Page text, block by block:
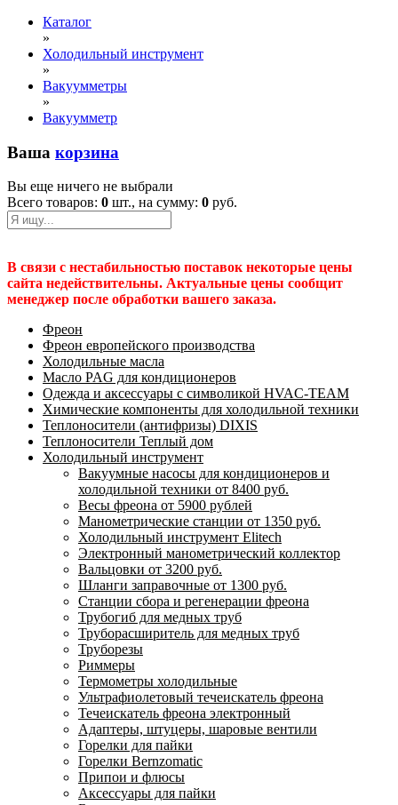
Каталог
»
Холодильный инструмент
»
Вакуумметры
»
Вакуумметр
Ваша корзина
Вы еще ничего не выбрали
Всего товаров: 0 шт., на сумму: 0 руб.
В связи с нестабильностью поставок некоторые цены
сайта недействительны. Актуальные цены сообщит
менеджер после обработки вашего заказа.
Фреон
Фреон европейского производства
Холодильные масла
Масло PAG для кондиционеров
Одежда и аксессуары с символикой HVAC-TEAM
Химические компоненты для холодильной техники
Теплоносители (антифризы) DIXIS
Теплоносители Теплый дом
Холодильный инструмент
Вакуумные насосы для кондиционеров и
холодильной техники от 8400 руб.
Весы фреона от 5900 рублей
Манометрические станции от 1350 руб.
Холодильный инструмент Elitech
Электронный манометрический коллектор
Вальцовки от 3200 руб.
Шланги заправочные от 1300 руб.
Станции сбора и регенерации фреона
Трубогиб для медных труб
Труборасширитель для медных труб
Труборезы
Риммеры
Термометры холодильные
Ультрафиолетовый течеискатель фреона
Течеискатель фреона электронный
Адаптеры, штуцеры, шаровые вентили
Горелки для пайки
Горелки Bernzomatic
Припои и флюсы
Аксессуары для пайки